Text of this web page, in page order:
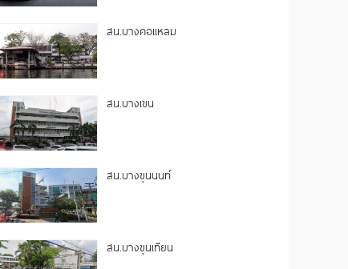
สน.บางคอแหลม
สน.บางเขน
สน.บางขุนนนท์
สน.บางขุนเทียน